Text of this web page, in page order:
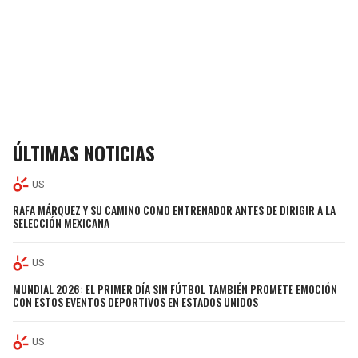
ÚLTIMAS NOTICIAS
US
RAFA MÁRQUEZ Y SU CAMINO COMO ENTRENADOR ANTES DE DIRIGIR A LA
SELECCIÓN MEXICANA
US
MUNDIAL 2026: EL PRIMER DÍA SIN FÚTBOL TAMBIÉN PROMETE EMOCIÓN
CON ESTOS EVENTOS DEPORTIVOS EN ESTADOS UNIDOS
US